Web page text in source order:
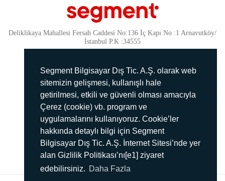
Segment Bilgisayar Dış Tic. A.Ş. olarak web
sitemizin gelişmesi, kullanışlı hale
getirilmesi, etkili ve güvenli olması amacıyla
Çerez (cookie) vb. program ve
uygulamalarını kullanıyoruz. Cookie’ler
hakkında detaylı bilgi için Segment
Bilgisayar Dış Tic. A.Ş. İnternet Sitesi’nde yer
alan Gizlilik Politikası’nı[e1] ziyaret
edebilirsiniz. Daha Fazla
Deliklikaya Mahallesi Fersah Caddesi No:136 İç Kapı No :1 Arnavutköy/
İstanbul P.K :34555
Güvenlik
KVKK Politikamız
Gizlilik Politikamız
Aydınlatma Metni
İmha Politikası
444 78 99
info@segment.com.tr